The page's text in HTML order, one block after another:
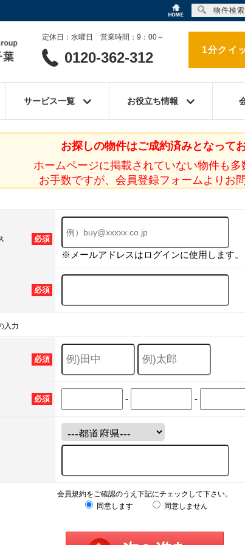
定休日：水曜日 営業時間：9：00～
0120-362-312 1分クイ
サービス一覧 お役立ち情報
お探しの物件はご成約済みとなってお
ホームページに掲載されていない物件も多
お手数ですが、会員登録フォームよりお
必須
※メールアドレスはログインに使用します。
必須
入力
必須
必須 - -
会員規約をご確認のうえ下記にチェックして下さい。
同意します
同意しません
物件検索